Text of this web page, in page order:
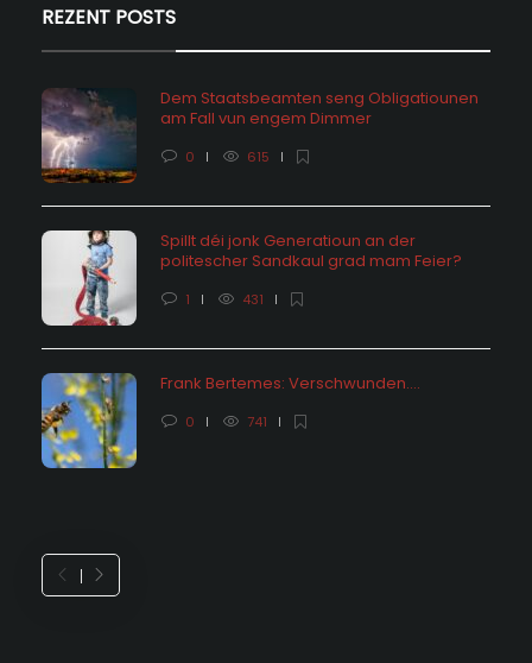
REZENT POSTS
Dem Staatsbeamten seng Obligatiounen
am Fall vun engem Dimmer
0 615
Spillt déi jonk Generatioun an der
politescher Sandkaul grad mam Feier?
1 431
Frank Bertemes: Verschwunden….
0 741